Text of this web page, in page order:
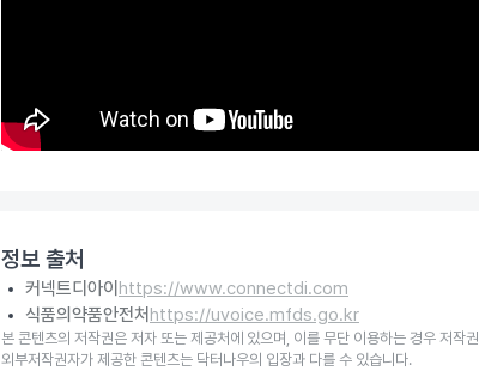
정보 출처
커넥트디아이 https://www.connectdi.com
식품의약품안전처 https://uvoice.mfds.go.kr
본 콘텐츠의 저작권은 저자 또는 제공처에 있으며, 이를 무단 이용하는 경우 저작
외부저작권자가 제공한 콘텐츠는 닥터나우의 입장과 다를 수 있습니다.